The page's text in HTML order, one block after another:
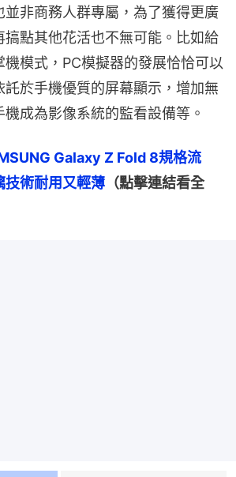
並非商務人群專屬，為了獲得更廣
搞點其他花活也不無可能。比如給
模式，PC模擬器的發展恰恰可以
於手機優質的屏幕顯示，增加無
成為影像系統的監看設備等。
Galaxy Z Fold 8規格流
技術耐用又輕薄 （點擊連結看全